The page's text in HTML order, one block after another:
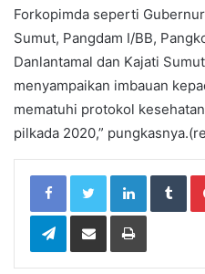
Forkopimda seperti
Sumut, Pangdam I/BB,
Danlantamal dan Kajati
menyampaikan imbauan
mematuhi protokol
pilkada 2020,”
LinkedIn Tumblr
Telegram Print